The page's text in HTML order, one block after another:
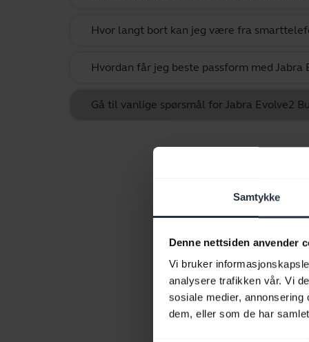
Samtykke
Denne nettsiden anvender
Vi bruker
analysere trafikken vår. Vi
sosiale medier,
dem, eller som de har
Hvor langt bort kan jeg være fra
Hvordan får jeg beste passform med Jabra
Gå til vanlige spørsmål for Jabra Evolve2